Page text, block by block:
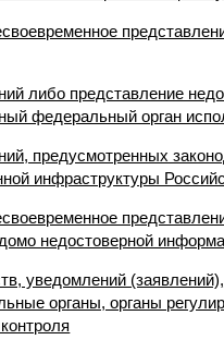
либо представление
федеральный орган
предусмотренных
инфраструктуры
недостоверной
уведомлений
органы, органы